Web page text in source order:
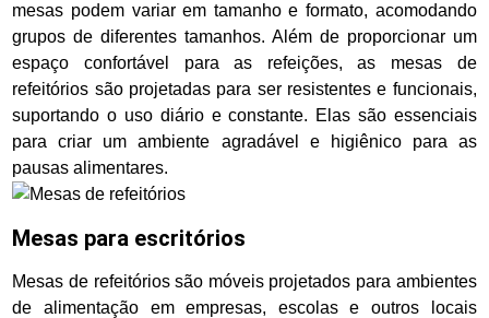
mesas podem variar em tamanho e formato, acomodando
grupos de diferentes tamanhos. Além de proporcionar um
espaço confortável para as refeições, as mesas de
refeitórios são projetadas para ser resistentes e funcionais,
suportando o uso diário e constante. Elas são essenciais
para criar um ambiente agradável e higiênico para as
pausas alimentares.
Mesas para escritórios
Mesas de refeitórios são móveis projetados para ambientes
de alimentação em empresas, escolas e outros locais